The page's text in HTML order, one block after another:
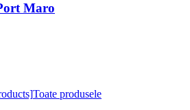
Maro
Toate produsele